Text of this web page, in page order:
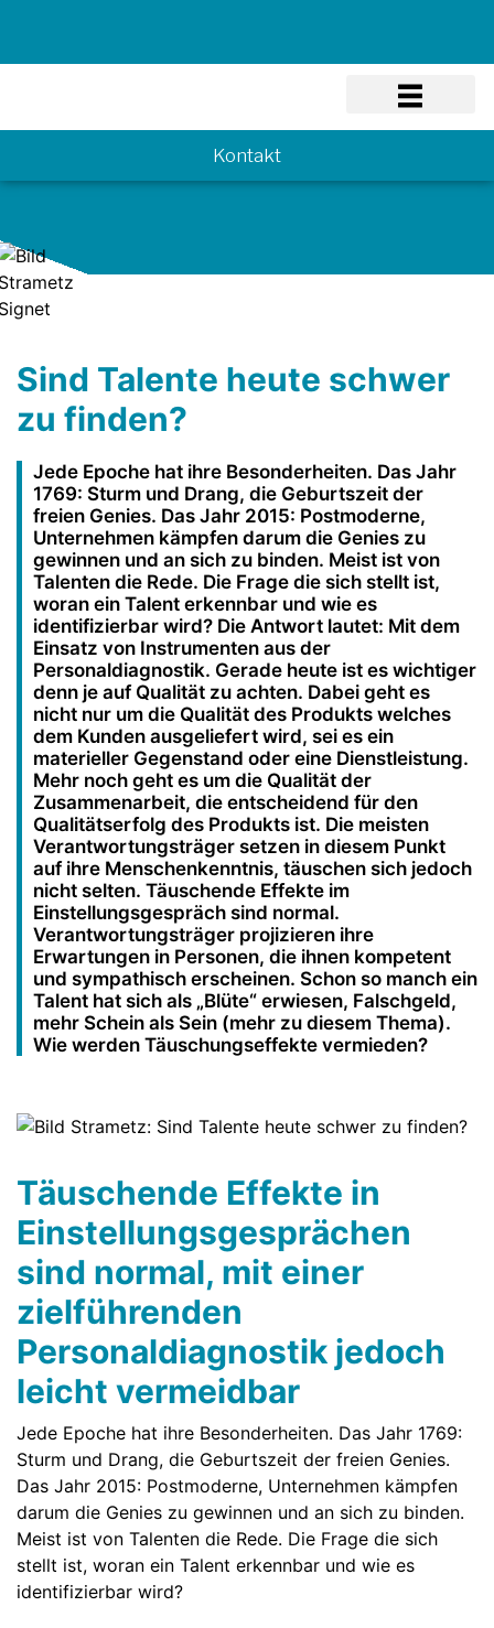
Kontakt
Sind Talente heute schwer
zu finden?
Jede Epoche hat ihre Besonderheiten. Das Jahr
1769: Sturm und Drang, die Geburtszeit der
freien Genies. Das Jahr 2015: Postmoderne,
Unternehmen kämpfen darum die Genies zu
gewinnen und an sich zu binden. Meist ist von
Talenten die Rede. Die Frage die sich stellt ist,
woran ein Talent erkennbar und wie es
identifizierbar wird? Die Antwort lautet: Mit dem
Einsatz von Instrumenten aus der
Personaldiagnostik. Gerade heute ist es wichtiger
denn je auf Qualität zu achten. Dabei geht es
nicht nur um die Qualität des Produkts welches
dem Kunden ausgeliefert wird, sei es ein
materieller Gegenstand oder eine Dienstleistung.
Mehr noch geht es um die Qualität der
Zusammenarbeit, die entscheidend für den
Qualitätserfolg des Produkts ist. Die meisten
Verantwortungsträger setzen in diesem Punkt
auf ihre Menschenkenntnis, täuschen sich jedoch
nicht selten. Täuschende Effekte im
Einstellungsgespräch sind normal.
Verantwortungsträger projizieren ihre
Erwartungen in Personen, die ihnen kompetent
und sympathisch erscheinen. Schon so manch ein
Talent hat sich als „Blüte“ erwiesen, Falschgeld,
mehr Schein als Sein (mehr zu diesem Thema).
Wie werden Täuschungseffekte vermieden?
Täuschende Effekte in
Einstellungsgesprächen
sind normal, mit einer
zielführenden
Personaldiagnostik jedoch
leicht vermeidbar
Jede Epoche hat ihre Besonderheiten. Das Jahr 1769:
Sturm und Drang, die Geburtszeit der freien Genies.
Das Jahr 2015: Postmoderne, Unternehmen kämpfen
darum die Genies zu gewinnen und an sich zu binden.
Meist ist von Talenten die Rede. Die Frage die sich
stellt ist, woran ein Talent erkennbar und wie es
identifizierbar wird?